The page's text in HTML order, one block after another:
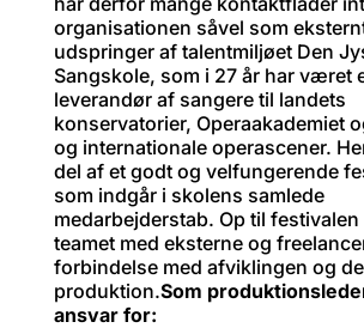
organisationen såvel som
udspringer af talentmiljøet Den
Sangskole, som i 27 år har været
leverandør af sangere til landets
konservatorier, Operaakademiet
og internationale operascener.
del af et godt og velfungerende
som indgår i skolens samlede
medarbejderstab. Op til
teamet med eksterne og
forbindelse med afviklingen og
produktion.Som
ansvar for: